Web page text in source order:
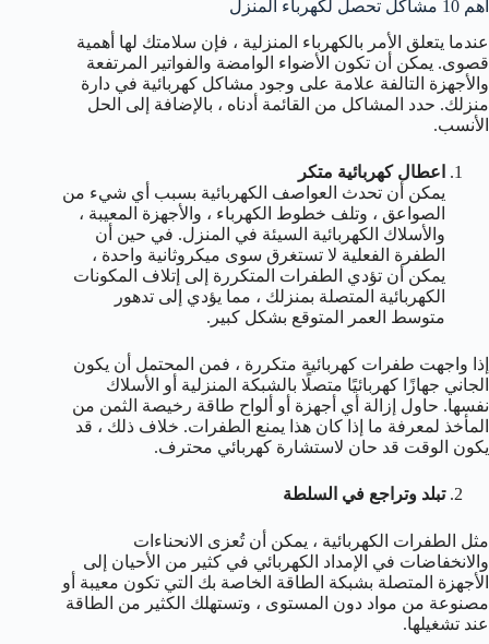
اهم 10 مشاكل تحصل لكهرباء المنزل
عندما يتعلق الأمر بالكهرباء المنزلية ، فإن سلامتك لها أهمية
قصوى. يمكن أن تكون الأضواء الوامضة والفواتير المرتفعة
والأجهزة التالفة علامة على وجود مشاكل كهربائية في دارة
منزلك. حدد المشاكل من القائمة أدناه ، بالإضافة إلى الحل
الأنسب.
اعطال كهربائية متكر
يمكن أن تحدث العواصف الكهربائية بسبب أي شيء من
الصواعق ، وتلف خطوط الكهرباء ، والأجهزة المعيبة ،
والأسلاك الكهربائية السيئة في المنزل. في حين أن
الطفرة الفعلية لا تستغرق سوى ميكروثانية واحدة ،
يمكن أن تؤدي الطفرات المتكررة إلى إتلاف المكونات
الكهربائية المتصلة بمنزلك ، مما يؤدي إلى تدهور
متوسط ​​العمر المتوقع بشكل كبير.
إذا واجهت طفرات كهربائية متكررة ، فمن المحتمل أن يكون
الجاني جهازًا كهربائيًا متصلًا بالشبكة المنزلية أو الأسلاك
نفسها. حاول إزالة أي أجهزة أو ألواح طاقة رخيصة الثمن من
المأخذ لمعرفة ما إذا كان هذا يمنع الطفرات. خلاف ذلك ، قد
يكون الوقت قد حان لاستشارة كهربائي محترف.
تبلد وتراجع في السلطة
مثل الطفرات الكهربائية ، يمكن أن تُعزى الانحناءات
والانخفاضات في الإمداد الكهربائي في كثير من الأحيان إلى
الأجهزة المتصلة بشبكة الطاقة الخاصة بك التي تكون معيبة أو
مصنوعة من مواد دون المستوى ، وتستهلك الكثير من الطاقة
عند تشغيلها.